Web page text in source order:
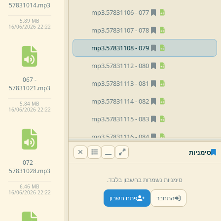
077 -
mp3
078 -
mp3
079 -
mp3
080 -
mp3
081 -
mp3
082 -
mp3
083 -
mp3
084 -
57831116.
mp3
mp3
087 -
57831121.
mp3
088 -
57831122.
mp3
סימניות
סימניות נשמרות בחשבון בלבד.
התחבר פתח חשבון
57831014.mp3
5.89 MB
16/06/2026 22:22
067 -
57831021.mp3
5.84 MB
16/06/2026 22:22
072 -
57831028.mp3
6.46 MB
16/06/2026 22:22